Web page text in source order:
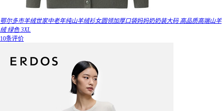
鄂尔多市羊绒世家中老年纯山羊绒衫女圆领加厚口袋妈妈奶奶装大码 高品质高端山羊
绒 绿色 3XL
10条评价